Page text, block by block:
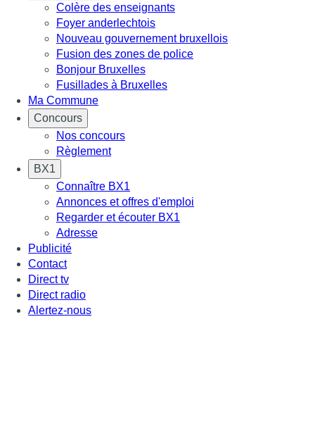
Colère des enseignants
Foyer anderlechtois
Nouveau gouvernement bruxellois
Fusion des zones de police
Bonjour Bruxelles
Fusillades à Bruxelles
Ma Commune
Concours
Nos concours
Règlement
BX1
Connaître BX1
Annonces et offres d'emploi
Regarder et écouter BX1
Adresse
Publicité
Contact
Direct tv
Direct radio
Alertez-nous